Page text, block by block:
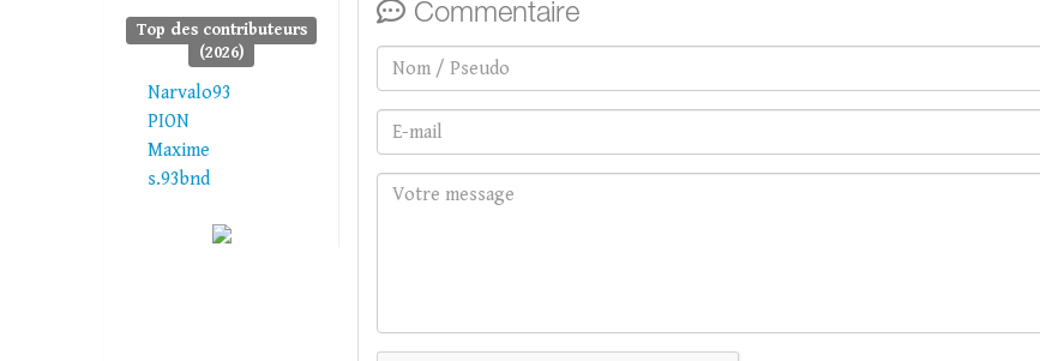
Top des contributeurs
(2026)
Narvalo93
PION
Maxime
s.93bnd
Commentaire